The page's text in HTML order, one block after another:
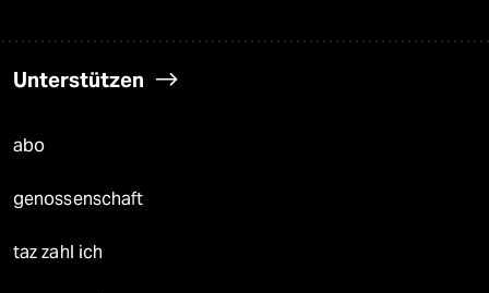
Unterstützen
abo
genossenschaft
taz zahl ich